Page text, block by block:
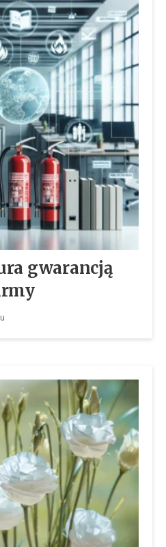
gwarancją